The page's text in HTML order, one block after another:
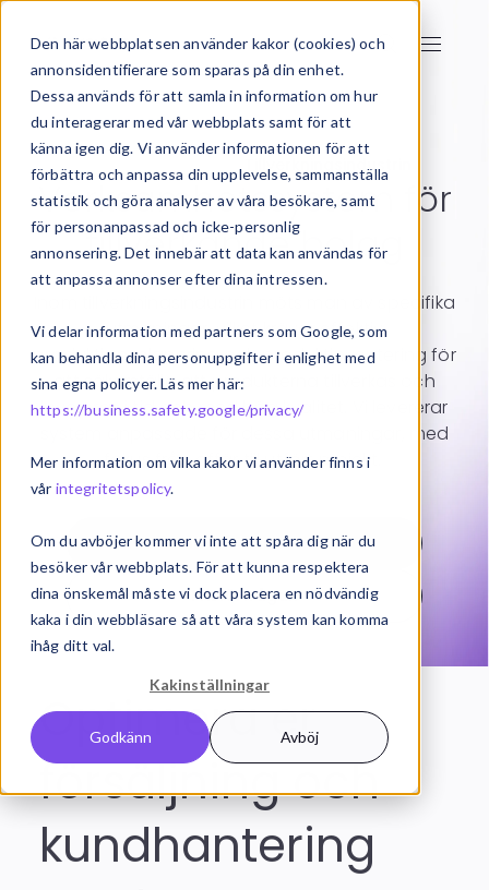
Den här webbplatsen använder kakor (cookies) och
annonsidentifierare som sparas på din enhet.
Dessa används för att samla in information om hur
du interagerar med vår webbplats samt för att
känna igen dig. Vi använder informationen för att
förbättra och anpassa din upplevelse, sammanställa
statistik och göra analyser av våra besökare, samt
för personanpassad och icke-personlig
annonsering. Det innebär att data kan användas för
att anpassa annonser efter dina intressen.
Vi delar information med partners som Google, som
kan behandla dina personuppgifter i enlighet med
sina egna policyer. Läs mer här:
https://business.safety.google/privacy/
Mer information om vilka kakor vi använder finns i
vår integritetspolicy.
Om du avböjer kommer vi inte att spåra dig när du
besöker vår webbplats. För att kunna respektera
dina önskemål måste vi dock placera en nödvändig
kaka i din webbläsare så att våra system kan komma
ihåg ditt val.
Kakinställningar
Godkänn Avböj
Start CRM-system Tillverkningsindustrin
Verksamhetssystem för
tillverkande bolag
Inom tillverkningsindustrin möts man av specifika
utmaningar, vilket kräver effektiv
produktionsplanering och produktinventering för
att säkerställa att produkterna tillverkas och
levereras i tid och med hög kvalitet. Vi levererar
system anpassade för dessa utmaningar, med
fokus från affär till utfört projekt.
Kontakta oss
Prisförfrågan
Optimera er
försäljning och
kundhantering